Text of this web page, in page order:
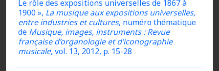
Le rôle des expositions universelles de 1867 à
1900 », La musique aux expositions universelles,
entre industries et cultures, numéro thématique
de Musique, images, instruments : Revue
française d’organologie et d’iconographie
musicale, vol. 13, 2012, p. 15-28